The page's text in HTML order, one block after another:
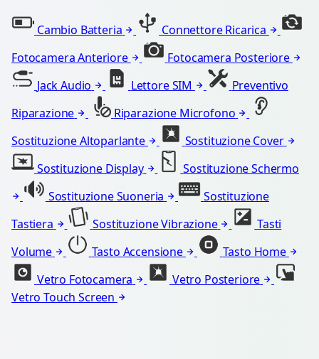
Cambio Batteria
Connettore Ricarica
Fotocamera Anteriore
Fotocamera Posteriore
Jack Audio
Lettore SIM
Preventivo
Riparazione
Riparazione Microfono
Sostituzione Altoparlante
Sostituzione Cover
Sostituzione Display
Sostituzione Schermo
Sostituzione Suoneria
Sostituzione
Tastiera
Sostituzione Vibrazione
Tasti
Volume
Tasto Accensione
Tasto Home
Vetro Fotocamera
Vetro Posteriore
Vetro Touch Screen